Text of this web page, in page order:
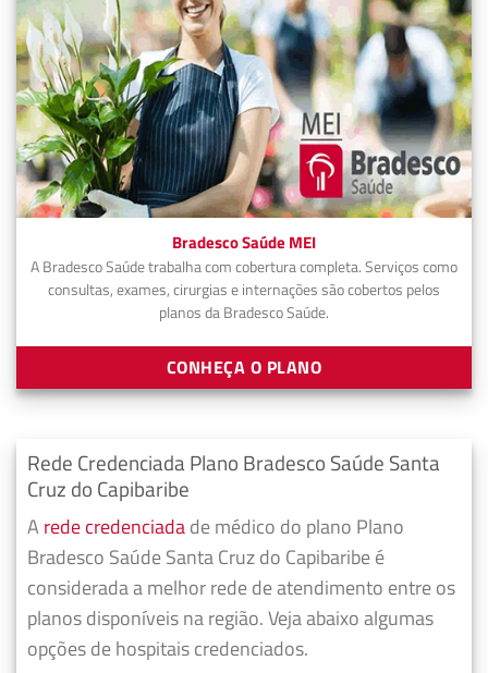
Bradesco Saúde MEI
A Bradesco Saúde trabalha com cobertura completa. Serviços como
consultas, exames, cirurgias e internações são cobertos pelos
planos da Bradesco Saúde.
CONHEÇA O PLANO
Rede Credenciada Plano Bradesco Saúde Santa
Cruz do Capibaribe
A rede credenciadade médico do plano Plano
Bradesco Saúde Santa Cruz do Capibaribe é
considerada a melhor rede de atendimento entre os
planos disponíveis na região. Veja abaixo algumas
opções de hospitais credenciados.